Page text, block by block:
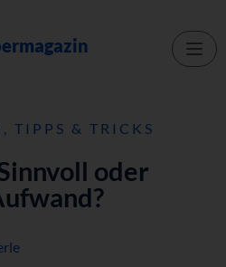
, TIPPS & TRICKS
oder